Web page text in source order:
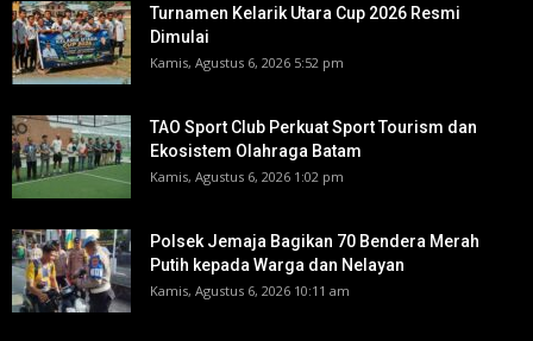
Turnamen Kelarik Utara Cup 2026 Resmi
Dimulai
Kamis, Agustus 6, 2026 5:52 pm
TAO Sport Club Perkuat Sport Tourism dan
Ekosistem Olahraga Batam
Kamis, Agustus 6, 2026 1:02 pm
Polsek Jemaja Bagikan 70 Bendera Merah
Putih kepada Warga dan Nelayan
Kamis, Agustus 6, 2026 10:11 am